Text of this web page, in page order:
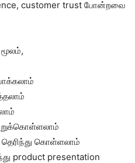
customer trust போன்றவை
தெரிந்து கொள்ளலாம்
product presentation